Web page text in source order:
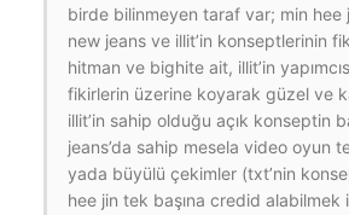
birde bilinmeyen taraf var; min hee
new jeans ve illit’in konseptlerinin
hitman ve bighite ait, illit’in
fikirlerin üzerine koyarak güzel ve
illit’in sahip olduğu açık konseptin
jeans’da sahip mesela video oyun
yada büyülü çekimler (txt’nin
hee jin tek başına credid alabilmek